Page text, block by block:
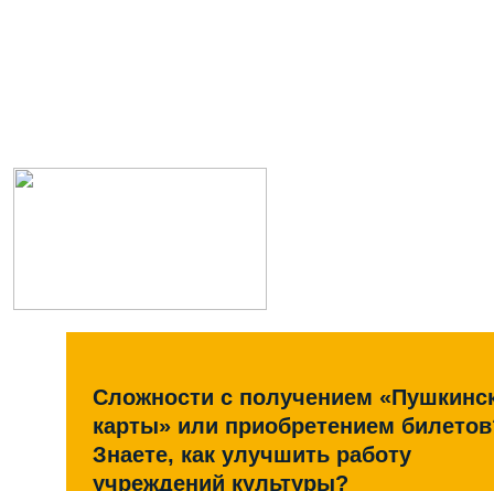
Сложности с получением
карты» или приобретением
Знаете, как улучшить работу
учреждений культуры?